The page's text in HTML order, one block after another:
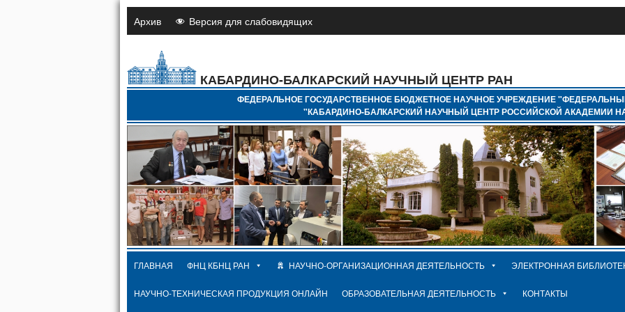
Архив Версия для слабовидящих
КАБАРДИНО-БАЛКАРСКИЙ НАУЧНЫЙ ЦЕНТР РАН
ФЕДЕРАЛЬНОЕ ГОСУДАРСТВЕННОЕ БЮДЖЕТНОЕ НАУЧНОЕ УЧРЕЖДЕНИЕ
"КАБАРДИНО-БАЛКАРСКИЙ НАУЧНЫЙ ЦЕНТР РОССИЙСКОЙ АКАДЕМИИ
ГЛАВНАЯ ФНЦ КБНЦ РАН НАУЧНО-ОРГАНИЗАЦИОННАЯ ДЕЯТЕЛЬНОСТЬ ЭЛЕКТРОННАЯ
НАУЧНО-ТЕХНИЧЕСКАЯ ПРОДУКЦИЯ ОНЛАЙН ОБРАЗОВАТЕЛЬНАЯ ДЕЯТЕЛЬНОСТЬ КОНТАКТЫ